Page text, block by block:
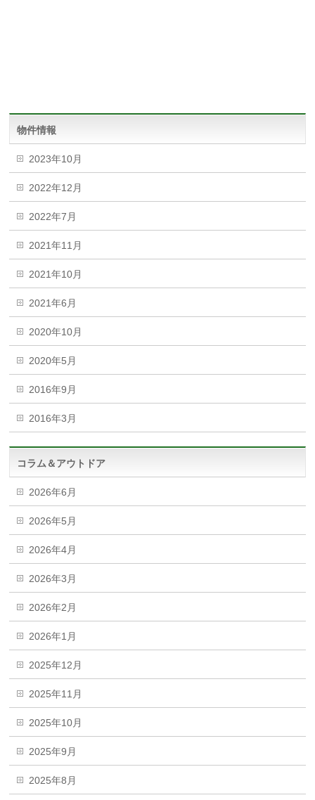
物件情報
2023年10月
2022年12月
2022年7月
2021年11月
2021年10月
2021年6月
2020年10月
2020年5月
2016年9月
2016年3月
コラム＆アウトドア
2026年6月
2026年5月
2026年4月
2026年3月
2026年2月
2026年1月
2025年12月
2025年11月
2025年10月
2025年9月
2025年8月